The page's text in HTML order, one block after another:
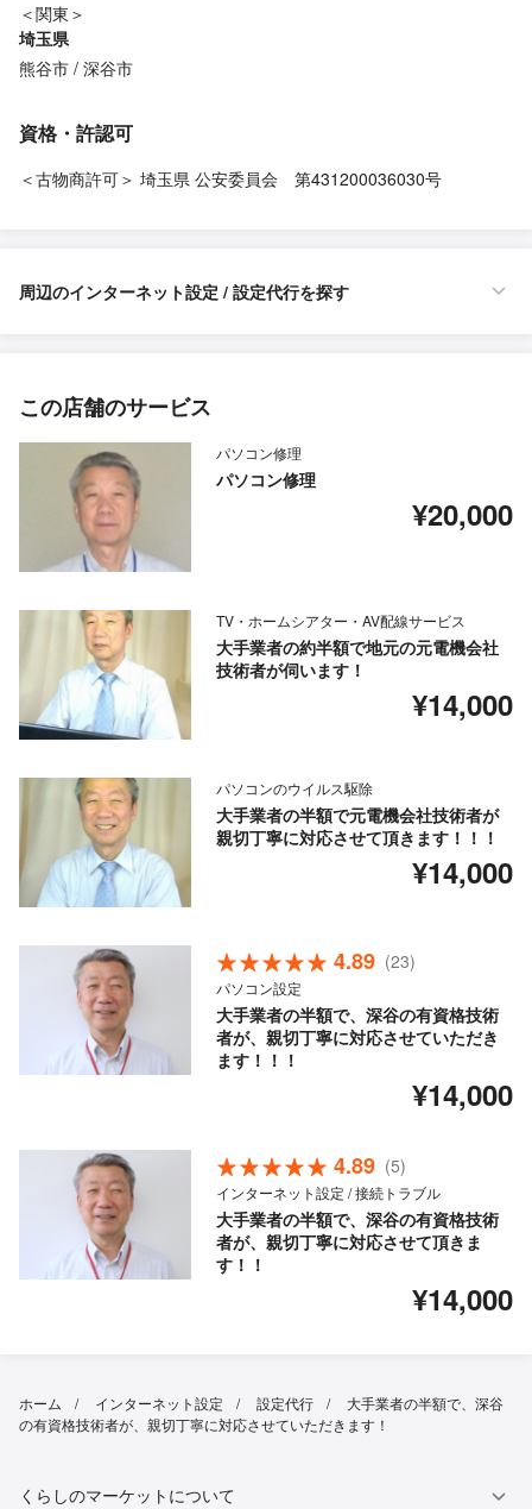
＜関東＞
埼玉県
熊谷市 深谷市
資格・許認可
＜古物商許可＞ 埼玉県 公安委員会 第431200036030号
周辺のインターネット設定 / 設定代行を探す
この店舗のサービス
パソコン修理
パソコン修理
¥20,000
TV・ホームシアター・AV配線サービス
大手業者の約半額で地元の元電機会社
技術者が伺います！
¥14,000
パソコンのウイルス駆除
大手業者の半額で元電機会社技術者が
親切丁寧に対応させて頂きます！！！
¥14,000
4.89 (23)
パソコン設定
大手業者の半額で、深谷の有資格技術
者が、親切丁寧に対応させていただき
ます！！！
¥14,000
4.89 (5)
インターネット設定 / 接続トラブル
大手業者の半額で、深谷の有資格技術
者が、親切丁寧に対応させて頂きま
す！！
¥14,000
ホーム インターネット設定 設定代行
大手業者の半額で、深谷
の有資格技術者が、親切丁寧に対応させていただきます！
くらしのマーケットについて